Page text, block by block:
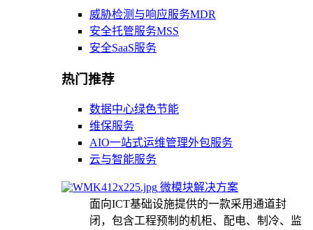
威胁检测与响应服务MDR
安全托管服务MSS
安全SaaS服务
热门推荐
数据中心绿色节能
维保服务
AIO一站式运维管理外包服务
云与智能服务
微模块解决方案
面向ICT基础设施提供的一款采用通道封
闭，包含工程预制的机柜、配电、制冷、监